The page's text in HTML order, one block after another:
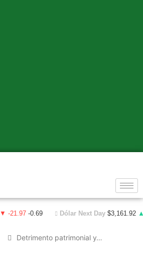
▼ -21.97 -0.69 Dólar Next Day $3,161.92
Detrimento patrimonial y…